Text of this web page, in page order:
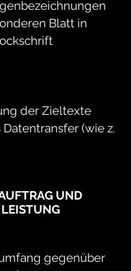
Blatt in
der Zieltexte
(wie z.
UND
gegenüber